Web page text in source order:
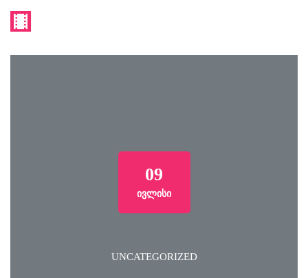
09
ᲘᲕᲚᲘᲡᲘ
UNCATEGORIZED